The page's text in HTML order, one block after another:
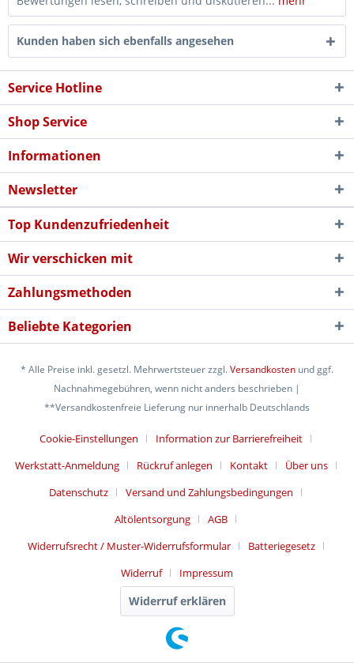
Kunden haben sich ebenfalls angesehen
Service Hotline
Shop Service
Informationen
Newsletter
Top Kundenzufriedenheit
Wir verschicken mit
Zahlungsmethoden
Beliebte Kategorien
* Alle Preise inkl. gesetzl. Mehrwertsteuer zzgl.Versandkosten und ggf.
Nachnahmegebühren, wenn nicht anders beschrieben |
**Versandkostenfreie Lieferung nur innerhalb Deutschlands
Cookie-Einstellungen
Information zur Barrierefreiheit
Werkstatt-Anmeldung
Rückruf anlegen Kontakt
Über uns
Datenschutz
Versand und Zahlungsbedingungen
Altölentsorgung
AGB
Widerrufsrecht / Muster-Widerrufsformular
Batteriegesetz
Widerruf
Impressum
Widerruf erklären